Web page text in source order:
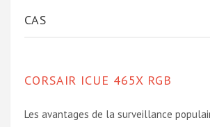
CAS
CORSAIR ICUE 465X RGB
Les avantages de la surveillance